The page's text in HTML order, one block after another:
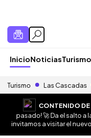
InicioNoticiasTurismo
Turismo Las Cascadas
CONTENIDO
pasado! 🚀 Da el salto a
invitamos a visitar el